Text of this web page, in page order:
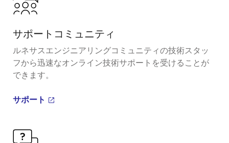
サポートコミュニティ
ルネサスエンジニアリングコミュニティの技術スタッ
フから迅速なオンライン技術サポートを受けることが
できます。
サポート